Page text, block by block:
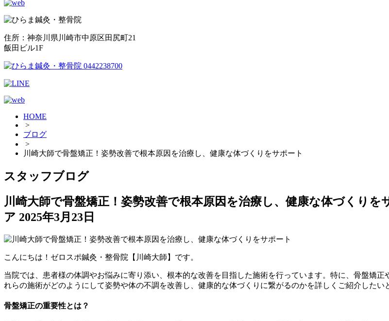
住所：神奈川県川崎市中原区田尻町21
飯田ビル1F
HOME
>
ブログ
>
川崎大師で骨盤矯正！姿勢改善で根本原因を治療し、健康な体づくりをサポート
スタッフブログ
川崎大師で骨盤矯正！姿勢改善で根本原因を治療し、健康な体づくり
ア 2025年3月23日
こんにちは！ゼロスポ鍼灸・整骨院【川崎大師】です。
当院では、患者様の体調やお悩みに寄り添い、根本的な改善を目指した施術を行っています。特に、骨盤矯
れらの施術がどのようにして姿勢や体の不調を改善し、健康的な体づくりに繋がるのかを詳しくご紹介したい
骨盤矯正の重要性とは？